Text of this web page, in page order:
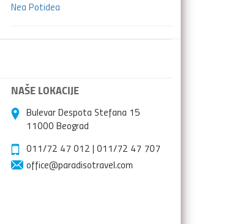
Nea Potidea
NAŠE LOKACIJE
Bulevar Despota Stefana 15
11000 Beograd
011/72 47 012 | 011/72 47 707
office@paradisotravel.com